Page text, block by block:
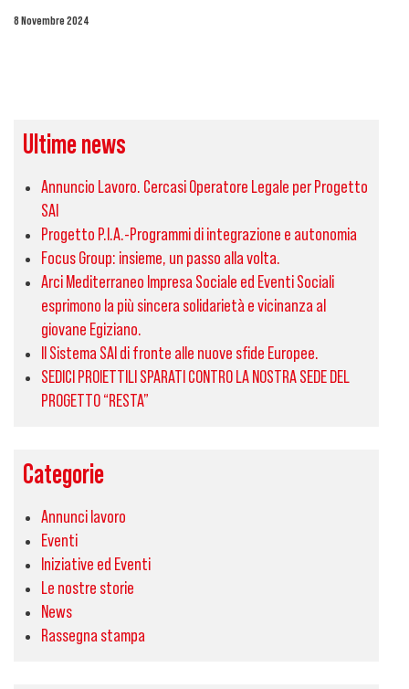
8 Novembre 2024
Ultime news
Annuncio Lavoro. Cercasi Operatore Legale per Progetto
SAI
Progetto P.I.A.-Programmi di integrazione e autonomia
Focus Group: insieme, un passo alla volta.
Arci Mediterraneo Impresa Sociale ed Eventi Sociali
esprimono la più sincera solidarietà e vicinanza al
giovane Egiziano.
Il Sistema SAI di fronte alle nuove sfide Europee.
SEDICI PROIETTILI SPARATI CONTRO LA NOSTRA SEDE DEL
PROGETTO “RESTA”
Categorie
Annunci lavoro
Eventi
Iniziative ed Eventi
Le nostre storie
News
Rassegna stampa